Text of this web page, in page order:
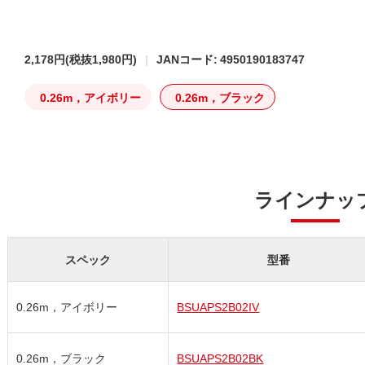
2,178円(税抜1,980円) JANコード: 4950190183747
0.26m，アイボリー 0.26m，ブラック
ラインナッ
スペック 型番
0.26m，アイボリー BSUAPS2B02IV
0.26m，ブラック BSUAPS2B02BK